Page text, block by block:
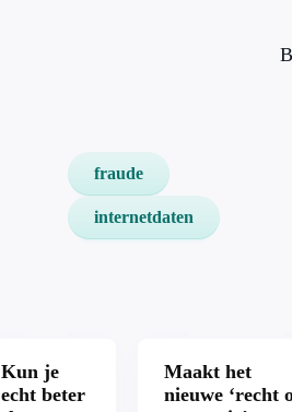
fraude
internetdaten
Kun je
echt beter
Maakt het
nieuwe ‘recht